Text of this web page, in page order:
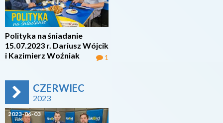
Polityka na śniadanie
15.07.2023 r. Dariusz Wójcik
i Kazimierz Woźniak
1
CZERWIEC
2023
2023-06-03